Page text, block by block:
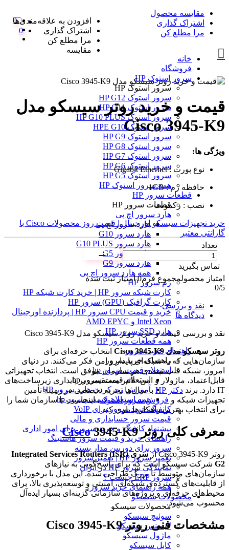
مقایسه محصول
اشتراک گذاری
مرا مطلع کن
0
0
خانه
فروشگاه
سرور استوک HP
سرور استوک HP
سرور استوک HP G12
سرور استوک HP G11
سرور استوک HP G10 PLUS
سرور استوک HPE G10
سرور استوک HP G9
سرور استوک HP G8
سرور استوک HP G7
سرور استوک HP G6
سرور استوک HP G5
همه سرور استوک HP
قطعات سرور HP
قطعات سرور HP
هارد سرور اچ پی
هارد سرور اچ پی
هارد سرور G10
هارد سرور G10 PLUS
هارد سرور G5
هارد سرور G9
همه هارد سرور اچ پی
رم سرور HP
کارت شبکه سرور HP | خرید کارت شبکه HP
کارت گرافیک (GPU) سرور HP
خرید و قیمت CPU سرور HP | پردازنده اورجینال
Intel Xeon و AMD EPYC
هارد SSD سرور HP
همه قطعات سرور HP
راهنمای خرید سرور
راهنمای خرید سرور
استعلام قیمت سرور hp
استعلام قیمت سرور hp
آموزش ريد كردن هارد سرور HP
همه استعلام قیمت سرور hp
کانفیگ خرید سرور برای VoIP
قیمت سرور حسابداری و مالی
پیشنهاد کانفیگ و خرید سرور برای امور اداری
راهنمای خرید و قیمت سرور هاستینگ
سرور برای دوربین مدار بسته
تعمیر سرور HP | تعمیر سرور
نمایندگی سرور HP در ایران
سرور ERP چیست ؟
همه راهنمای خرید سرور
محصولات سیسکو
محصولات سیسکو
سوئیچ سیسکو
لایسنس سیسکو
ماژول سیسکو
کابل سیسکو
افزودن به علاقه‌مندی‌ها
اشتراک گذاری
مرا مطلع کن
مقایسه
قیمت و خرید روتر سیسکو مدل
Cisco 3945-K9
ویژگی ها:
نوع پورت : Gigabit Ethernet
حافظه رم : 1GB
نصب : رکمونت
خرید تجهیزات سیسکو اورجینال | قیمت روز محصولات Cisco با
گارانتی معتبر
تعداد
تماس بگیرید
امتیاز محصولمجموع فرم0امتیاز ثبت شده
0/5
نقد و بررسی
دیدگاه ها
نقد و بررسی قیمت و خرید روتر سیسکو مدل Cisco 3945-K9
روتر سیسکو مدل Cisco 3945-K9
انتخاب حرفه‌ای برای
سازمان‌هایی که به شبکه‌ای پایدار و امن فکر می‌کنند. در دنیای
امروز، شبکه‌ قلب تپنده‌ی هر سازمان موفق است. انتخاب تجهیزاتی
قابل‌اعتماد، ماژولار و امن، تأثیر مستقیمی بر پایداری زیرساخت‌های
IT دارد. برند
دکتر HP
با سال‌ها تجربه تخصصی در زمینه تأمین
تجهیزات شبکه و فروش سرور استوک، اینجاست تا سازمان شما را
برای انتخاب بهترین راهکارها یاری کند.
معرفی کلی روتر Cisco3945-K9
روتر Cisco 3945-K9 از
سری Integrated Services Routers (ISR)
G2 شرکت سیسکو است که برای پاسخ‌گویی به نیازهای
سازمان‌های متوسط تا بزرگ طراحی شده. این مدل با برخورداری
از قابلیت‌های گسترده‌ی شبکه‌ای، امنیتی و توسعه‌پذیری بالا، برای
محیط‌های حرفه‌ای و پروژه‌های سازمانی گزینه‌ای بسیار ایده‌آل
محسوب می‌شود.
مشخصات فنی روتر Cisco 3945-K9